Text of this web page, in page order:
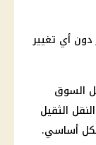
20.5 جنيهًا للتر دون أي تغيير
السوق
الثقيل
أساسي.